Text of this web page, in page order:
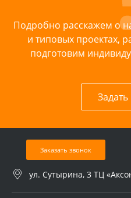
Подробно расскажем о
и типовых проектах,
подготовим
Заказать звонок
ул. Сутырина, 3 ТЦ